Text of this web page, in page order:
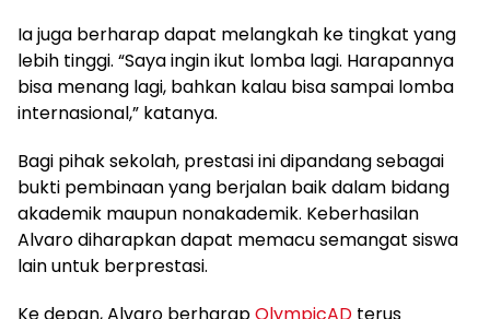
Ia juga berharap dapat melangkah ke tingkat yang
lebih tinggi. “Saya ingin ikut lomba lagi. Harapannya
bisa menang lagi, bahkan kalau bisa sampai lomba
internasional,” katanya.
Bagi pihak sekolah, prestasi ini dipandang sebagai
bukti pembinaan yang berjalan baik dalam bidang
akademik maupun nonakademik. Keberhasilan
Alvaro diharapkan dapat memacu semangat siswa
lain untuk berprestasi.
Ke depan, Alvaro berharapOlympicAD terus